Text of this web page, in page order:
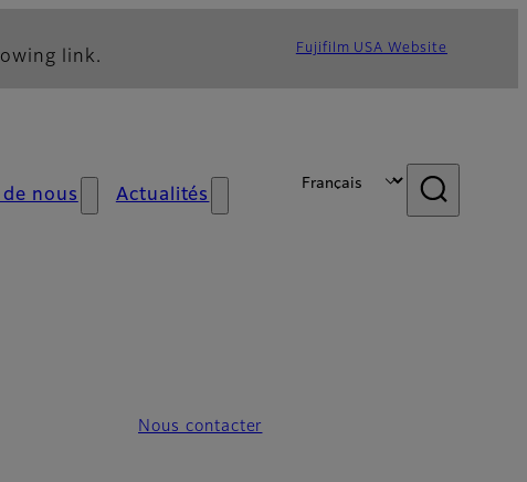
link. Fujifilm USA Website
nous Actualités
Nous contacter